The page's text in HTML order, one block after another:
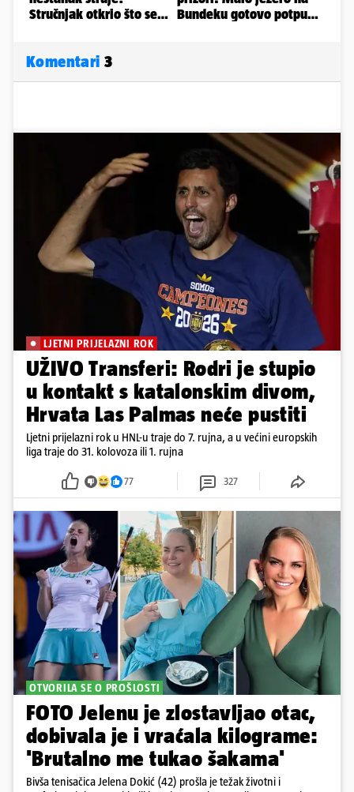
Komentari 3
LJETNI PRIJELAZNI ROK
UŽIVO Transferi: Rodri je stupio
u kontakt s katalonskim divom,
Hrvata Las Palmas neće pustiti
Ljetni prijelazni rok u HNL-u traje do 7. rujna, a u većini europskih
liga traje do 31. kolovoza ili 1. rujna
77 327
OTVORILA SE O PROŠLOSTI
FOTO Jelenu je zlostavljao otac,
dobivala je i vraćala kilograme:
'Brutalno me tukao šakama'
Bivša tenisačica Jelena Dokić (42) prošla je težak životni i